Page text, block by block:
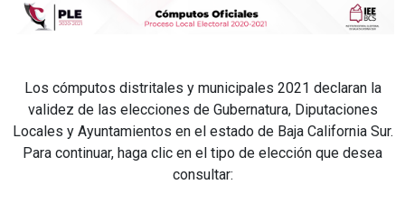
Los cómputos distritales y municipales 2021 declaran la
validez de las elecciones de Gubernatura, Diputaciones
Locales y Ayuntamientos en el estado de Baja California Sur.
Para continuar, haga clic en el tipo de elección que desea
consultar: